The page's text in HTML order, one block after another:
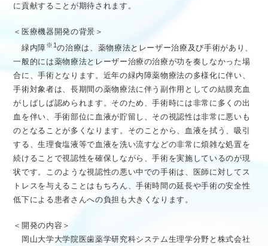
に貢献することが期待されます。
＜医療機器開発の背景＞
緑内障※1の治療は、薬物療法とレーザー治療及び手術があり、
一般的には薬物療法とレーザー治療の治療が功を奏しなかった場
合に、手術となります。近年の緑内障薬物療法の多様化に伴い、
手術対象者は、長期間の薬物療法に伴う副作用としての結膜充血
がしばしば認められます。そのため、手術時には非常に多くの出
血を伴い、手術部位に血液が貯留し、その視認性は非常に悪いも
のとなることが多くなります。そのことから、血液を拭う、吸引
する、生理食塩液等で血液を洗い流すなどの非常に煩雑な処置を
続けることで視認性を確保しながら、手術を実施しているのが現
状です。このような視認性の悪い中での手術は、医師に対してス
トレスを与えることはもちろん、手術時間の延長や手術の安全性
低下による患者さんへの負担も大きくなります。
＜開発の内容＞
岡山大学大学院医歯薬学研究科システム生理学分野と株式会社